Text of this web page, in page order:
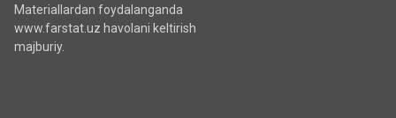
Materiallardan foydalanganda
www.farstat.uz havolani keltirish
majburiy.